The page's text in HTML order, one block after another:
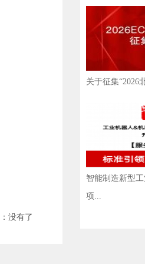
没有了
关于征集“2026
智能制造新型
项...